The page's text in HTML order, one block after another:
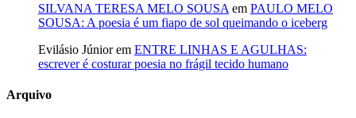
SILVANA TERESA MELO SOUSA em PAULO MELO
SOUSA: A poesia é um fiapo de sol queimando o iceberg
Evilásio Júniorem ENTRE LINHAS E AGULHAS:
escrever é costurar poesia no frágil tecido humano
Arquivo